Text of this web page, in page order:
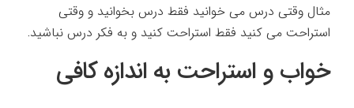
مثال وقتی درس می خوانید فقط درس بخوانید و وقتی
استراحت می کنید فقط استراحت کنید و به فکر درس نباشید.
خواب و استراحت به اندازه کافی